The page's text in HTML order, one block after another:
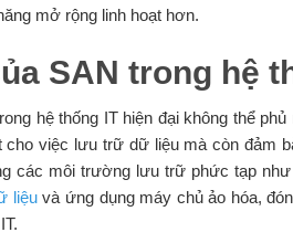
mở rộng linh hoạt hơn.
SAN trong hệ
hệ thống IT hiện đại không thể
cho việc lưu trữ dữ liệu mà còn đảm
các môi trường lưu trữ phức tạp
liệuvà ứng dụng máy chủ ảo hóa,